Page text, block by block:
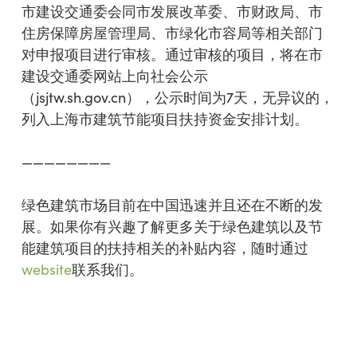
市建设交通委会同市发展改革委、市财政局、市
住房保障房屋管理局、市绿化市容局等相关部门
对申报项目进行审核。通过审核的项目，将在市
建设交通委网站上向社会公示
（jsjtw.sh.gov.cn），公示时间为7天，无异议的，
列入上海市建筑节能项目扶持资金安排计划。
————————
绿色建筑市场目前在中国迅速并且还在不断的发
展。如果你有兴趣了解更多关于绿色建筑以及节
能建筑项目的扶持相关的补贴内容，随时通过
website联系我们。